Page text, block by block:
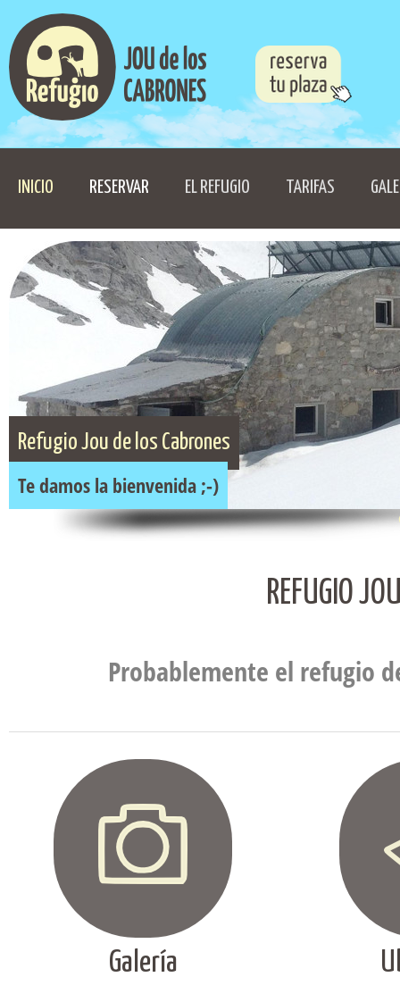
INICIO RESERVAR EL REFUGIO TARIFAS
Refugio Jou de los Cabrones
Situado a 2034 m de altitud
Te damos la bienvenida ;-)
en el Macizo Central de los Picos de Europa
REFUGIO
Probablemente el refugio
Galería